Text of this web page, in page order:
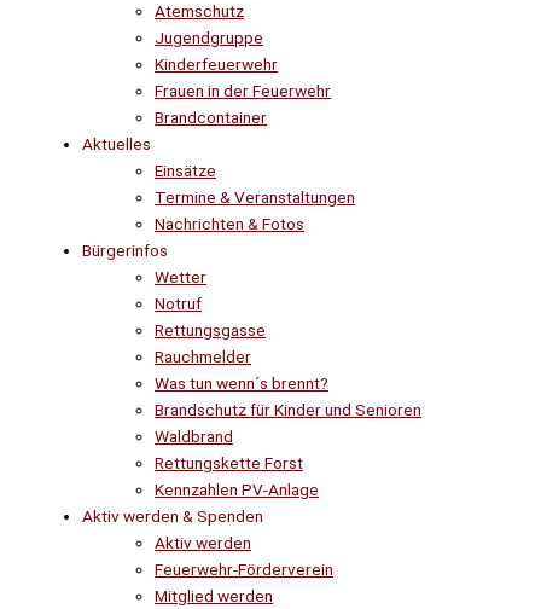
Atemschutz
Jugendgruppe
Kinderfeuerwehr
Frauen in der Feuerwehr
Brandcontainer
Aktuelles
Einsätze
Termine & Veranstaltungen
Nachrichten & Fotos
Bürgerinfos
Wetter
Notruf
Rettungsgasse
Rauchmelder
Was tun wenn´s brennt?
Brandschutz für Kinder und Senioren
Waldbrand
Rettungskette Forst
Kennzahlen PV-Anlage
Aktiv werden & Spenden
Aktiv werden
Feuerwehr-Förderverein
Mitglied werden